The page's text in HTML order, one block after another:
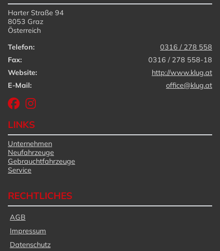
Harter Straße 94
8053 Graz
Österreich
Telefon:
0316 / 278 558
Fax:
0316 / 278 558-18
Website:
http://www.klug.at
E-Mail:
office@klug.at
LINKS
Unternehmen
Neufahrzeuge
Gebrauchtfahrzeuge
Service
RECHTLICHES
AGB
Impressum
Datenschutz